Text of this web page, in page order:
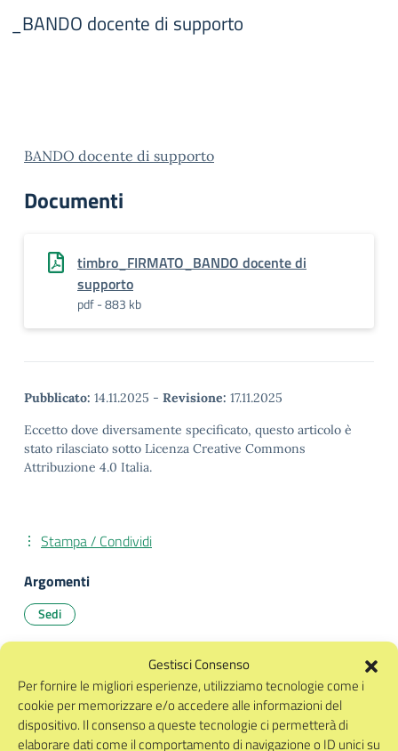
Gestisci Consenso
Per fornire le migliori esperienze, utilizziamo tecnologie come i
cookie per memorizzare e/o accedere alle informazioni del
dispositivo. Il consenso a queste tecnologie ci permetterà di
elaborare dati come il comportamento di navigazione o ID unici su
_BANDO docente di supporto
BANDO docente di supporto
Documenti
timbro_FIRMATO_BANDO docente di
supporto
pdf - 883 kb
Pubblicato: 14.11.2025 - Revisione: 17.11.2025
Eccetto dove diversamente specificato, questo articolo è
stato rilasciato sotto Licenza Creative Commons
Attribuzione 4.0 Italia.
Stampa / Condividi
Argomenti
Sedi
ISTITUTO COMPRENSIVO
STATALE